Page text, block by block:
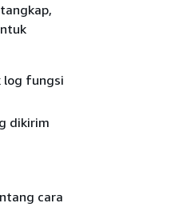
log fungsi
dikirim
cara